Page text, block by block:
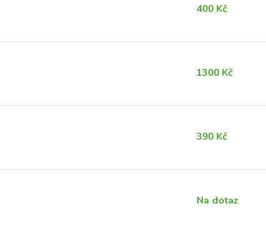
400 Kč
1300 Kč
390 Kč
Na dotaz